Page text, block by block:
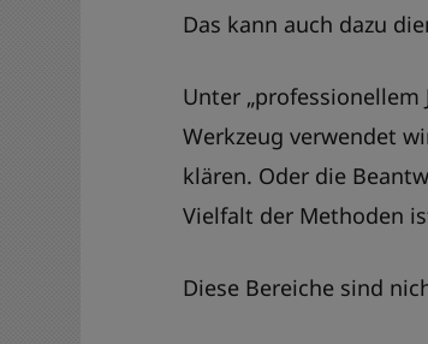
Das kann auch dazu
Unter „professionellem
Werkzeug verwendet
klären. Oder die
Vielfalt der Methoden
Diese Bereiche sind